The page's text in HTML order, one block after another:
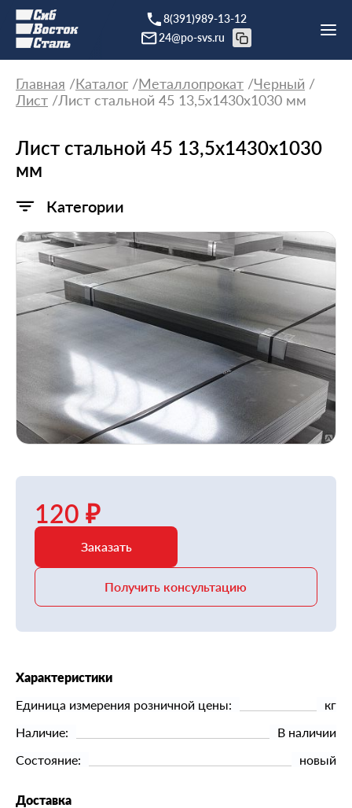
8(391)989-13-12
24@po-svs.ru
Главная Каталог Металлопрокат
Черный
Лист
Лист стальной 45 13,5х1430х1030 мм
Лист стальной 45 13,5х1430х1030
мм
Категории
120 ₽
Заказать
Получить консультацию
Характеристики
Единица измерения розничной цены:
кг
Наличие:
В наличии
Состояние:
новый
Доставка